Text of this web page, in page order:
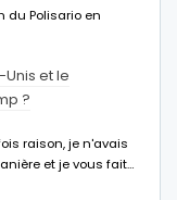
du Polisario en
Unis et le
?
raison, je n'avais
et je vous fait…